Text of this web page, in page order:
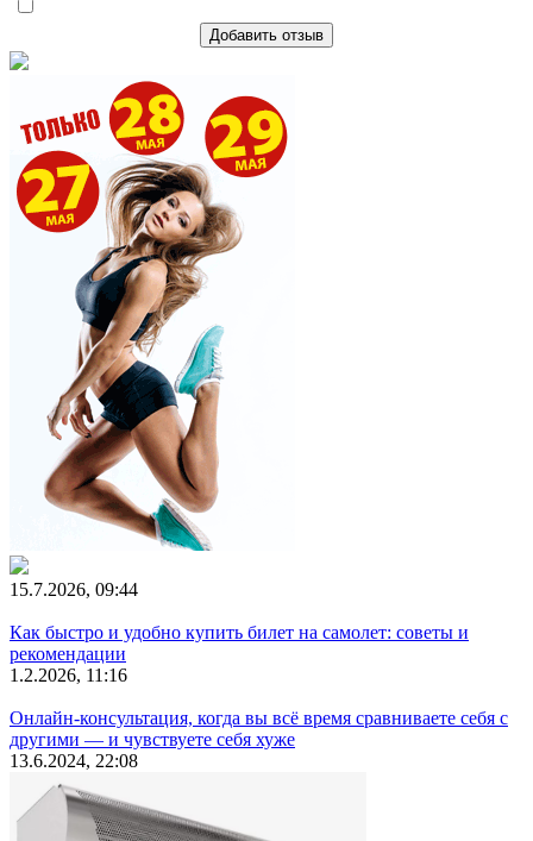
Добавить отзыв
15.7.2026, 09:44
Как быстро и удобно купить билет на самолет: советы и
рекомендации
1.2.2026, 11:16
Онлайн-консультация, когда вы всё время сравниваете себя с
другими — и чувствуете себя хуже
13.6.2024, 22:08